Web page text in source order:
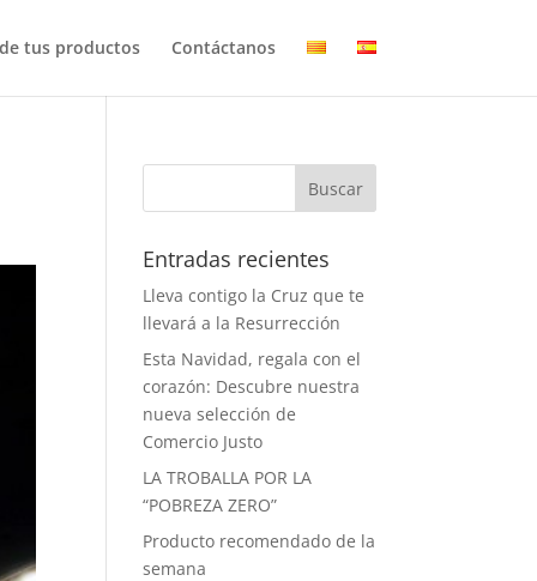
tus productos Contáctanos
Entradas recientes
Lleva contigo la Cruz que te
llevará a la Resurrección
Esta Navidad, regala con el
corazón: Descubre nuestra
nueva selección de
Comercio Justo
LA TROBALLA POR LA
“POBREZA ZERO”
Producto recomendado de la
semana